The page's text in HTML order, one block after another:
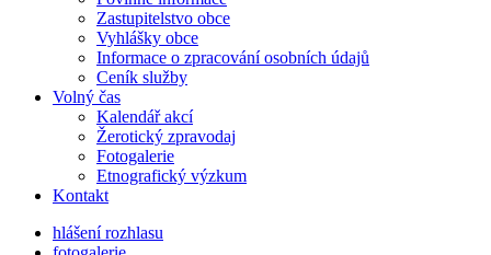
Zastupitelstvo obce
Vyhlášky obce
Informace o zpracování osobních údajů
Ceník služby
Volný čas
Kalendář akcí
Žerotický zpravodaj
Fotogalerie
Etnografický výzkum
Kontakt
hlášení rozhlasu